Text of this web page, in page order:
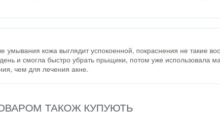
умывания кожа выглядит успокоенной, покраснения не такие
и смогла быстро убрать прыщики, потом уже использовала
чем для лечения акне.
ТАКОЖ КУПУЮТЬ